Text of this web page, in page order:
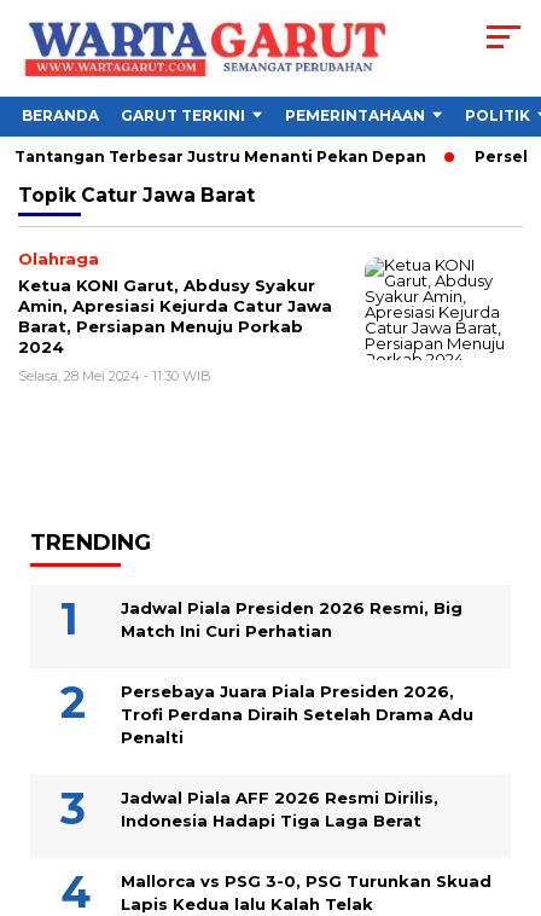
BERANDA GARUT TERKINI PEMERINTAHAAN POLITIK
Terbesar Justru Menanti Pekan Depan
Topik Catur Jawa Barat
Olahraga
Ketua KONI Garut, Abdusy Syakur
Amin, Apresiasi Kejurda Catur Jawa
Barat, Persiapan Menuju Porkab
2024
Selasa, 28 Mei 2024 - 11:30 WIB
TRENDING
Jadwal Piala Presiden 2026 Resmi, Big
Match Ini Curi Perhatian
Persebaya Juara Piala Presiden 2026,
Trofi Perdana Diraih Setelah Drama Adu
Penalti
Jadwal Piala AFF 2026 Resmi Dirilis,
Indonesia Hadapi Tiga Laga Berat
Mallorca vs PSG 3-0, PSG Turunkan Skuad
Lapis Kedua lalu Kalah Telak